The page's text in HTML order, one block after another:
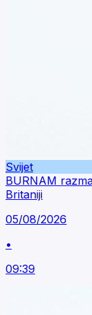
Svijet
BURNAM
Britaniji
05/08/2026
•
09:39